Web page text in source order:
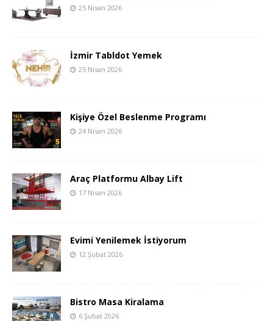
25 Nisan 2026
İzmir Tabldot Yemek
25 Nisan 2026
Kişiye Özel Beslenme Programı
24 Nisan 2026
Araç Platformu Albay Lift
17 Nisan 2026
Evimi Yenilemek İstiyorum
12 Şubat 2026
Bistro Masa Kiralama
6 Şubat 2026